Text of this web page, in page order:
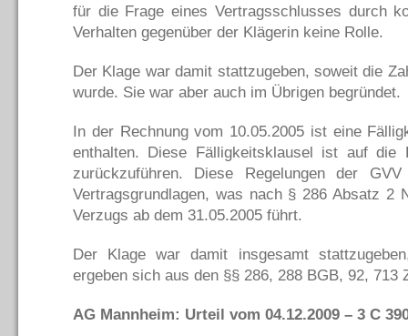
für die Frage eines Vertragsschlusses durch
Verhalten gegenüber der Klägerin keine Rolle.
Der Klage war damit stattzugeben, soweit die
wurde. Sie war aber auch im Übrigen begründet.
In der Rechnung vom 10.05.2005 ist eine
enthalten. Diese Fälligkeitsklausel ist auf die
zurückzuführen. Diese Regelungen der
Vertragsgrundlagen, was nach § 286 Absatz 2
Verzugs ab dem 31.05.2005 führt.
Der Klage war damit insgesamt
ergeben sich aus den §§ 286, 288 BGB, 92, 713
AG Mannheim: Urteil vom 04.12.2009 – 3 C